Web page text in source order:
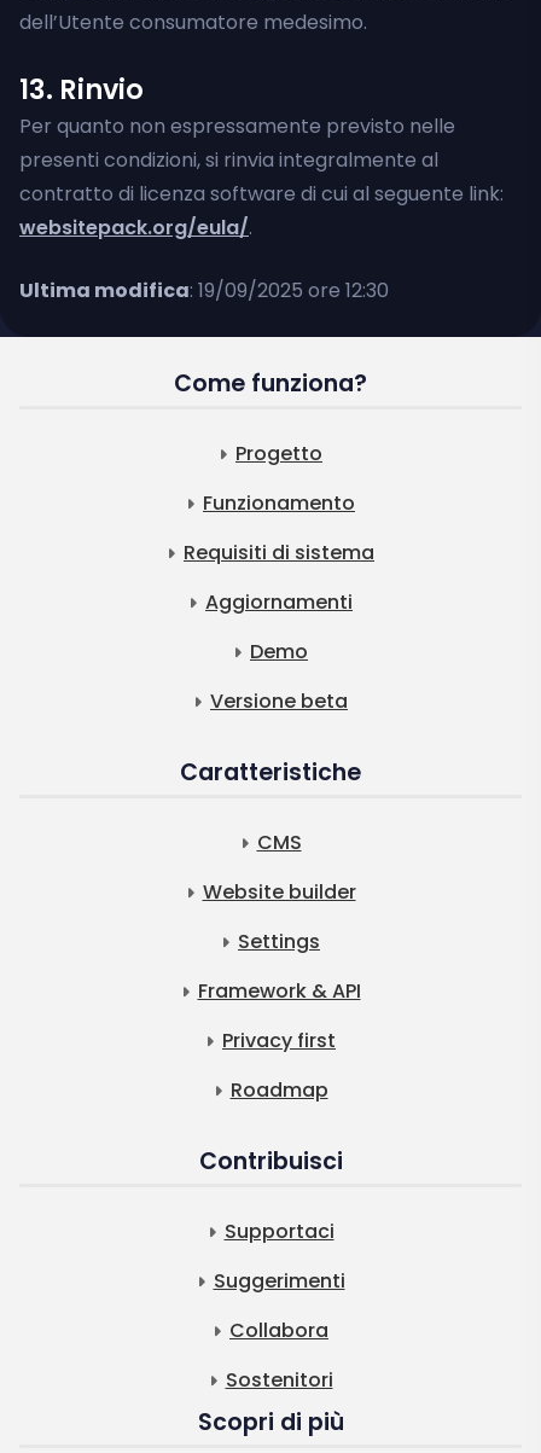
dell’Utente consumatore medesimo.
13. Rinvio
Per quanto non espressamente previsto nelle
presenti condizioni, si rinvia integralmente al
contratto di licenza software di cui al seguente link:
websitepack.org/eula/.
Ultima modifica: 19/09/2025 ore 12:30
Come funziona?
Progetto
Funzionamento
Requisiti di sistema
Aggiornamenti
Demo
Versione beta
Caratteristiche
CMS
Website builder
Settings
Framework & API
Privacy first
Roadmap
Contribuisci
Supportaci
Suggerimenti
Collabora
Sostenitori
Scopri di più